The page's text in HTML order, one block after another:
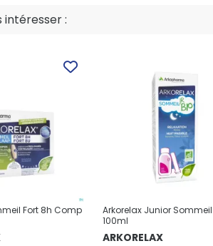
:
Fort 8h Comp
Arkorelax Junior
100ml
ARKORELAX